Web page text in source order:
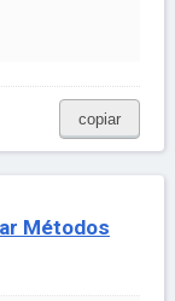
copiar
Métodos